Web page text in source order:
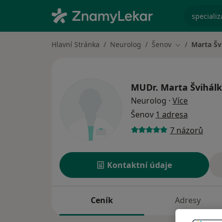
Hlavní Stránka Neurolog Šenov Změna města
Marta
MUDr. Marta
Neurolog · Více
Šenov 1 adresa
7 názorů
Kontaktní údaje
Ceník Adresy